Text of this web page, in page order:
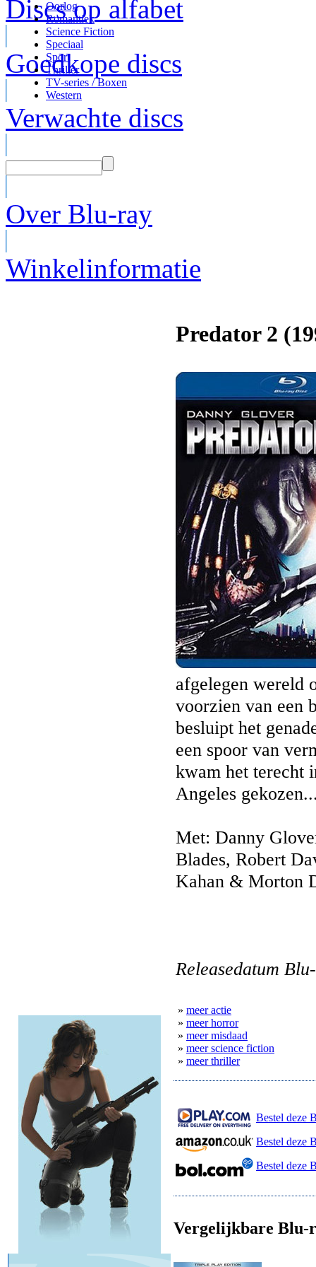
Discs op alfabet
Goedkope discs
Verwachte discs
Over Blu-ray
Winkelinformatie
Oorlog
Romantiek
Science Fiction
Speciaal
Sport
Thriller
TV-series / Boxen
Western
Predator 2
afgelegen wereld
voorzien van een
besluipt het
een spoor van
kwam het terecht
Angeles
Met: Danny
Blades, Robert
Kahan & Morton
Releasedatum
» meer actie
» meer horror
» meer misdaad
» meer science fiction
» meer thriller
Bestel deze
Bestel deze
Bestel deze
Vergelijkbare Blu-